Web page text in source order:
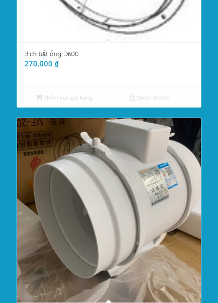
Bích bắt ống D600
270.000 ₫
Thêm vào giỏ hàng Show Details